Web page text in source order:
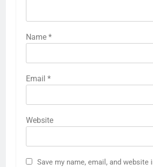
Name *
Email *
Website
Save my name, email, and website